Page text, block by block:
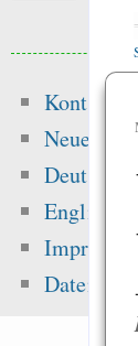
Kontakt
Neue
Deutsch
English
Impressum